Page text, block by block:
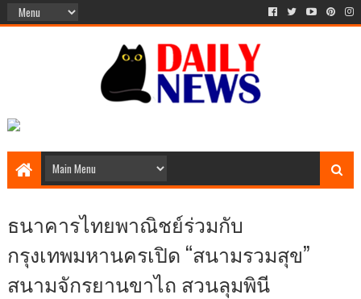
ธนาคารไทยพาณิชย์ร่วมกับ
กรุงเทพมหานครเปิด “สนามรวมสุข”
สนามจักรยานขาไถ สวนลุมพินี